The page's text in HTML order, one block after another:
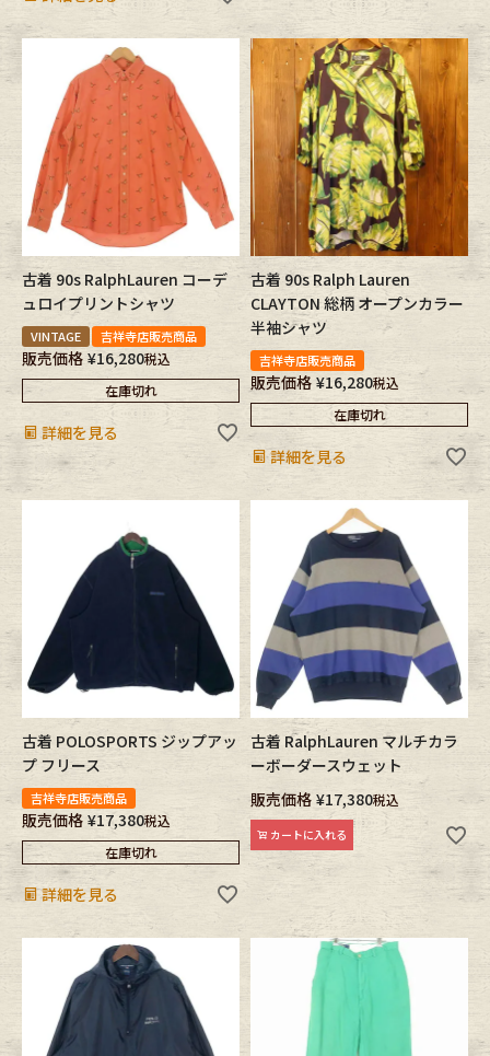
古着 90s RalphLauren コーデ
ュロイプリントシャツ
VINTAGE 吉祥寺店販売商品
販売価格 ¥16,280税込
在庫切れ
詳細を見る
古着 90s Ralph Lauren
CLAYTON 総柄 オープンカラー
半袖シャツ
吉祥寺店販売商品
販売価格 ¥16,280税込
在庫切れ
詳細を見る
古着 POLOSPORTS ジップアッ
プ フリース
吉祥寺店販売商品
販売価格 ¥17,380税込
在庫切れ
詳細を見る
古着 RalphLauren マルチカラ
ーボーダースウェット
販売価格 ¥17,380税込
カートに入れる